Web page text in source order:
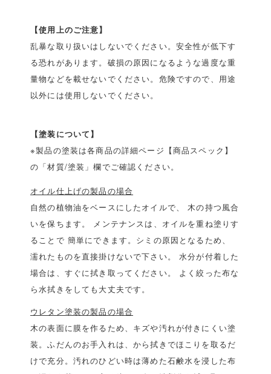
【使用上のご注意】
乱暴な取り扱いはしないでください。安全性が低下す
る恐れがあります。破損の原因になるような過度な重
量物などを載せないでください。危険ですので、用途
以外には使用しないでください。
【塗装について】
※製品の塗装は各商品の詳細ページ【商品スペック】
の「材質/塗装」欄でご確認ください。
オイル仕上げの製品の場合
自然の植物油をベースにしたオイルで、 木の持つ風合
いを保ちます。 メンテナンスは、オイルを重ね塗りす
ることで 簡単にできます。シミの原因となるため、
濡れたものを直接掛けないで下さい。 水分が付着した
場合は、すぐに拭き取ってください。 よく絞った布な
ら水拭きをしても大丈夫です。
ウレタン塗装の製品の場合
木の表面に膜を作るため、キズや汚れが付きにくい塗
装。ふだんのお手入れは、から拭きでほこりを取るだ
けで充分。汚れのひどい時は薄めた石鹸水を浸した布